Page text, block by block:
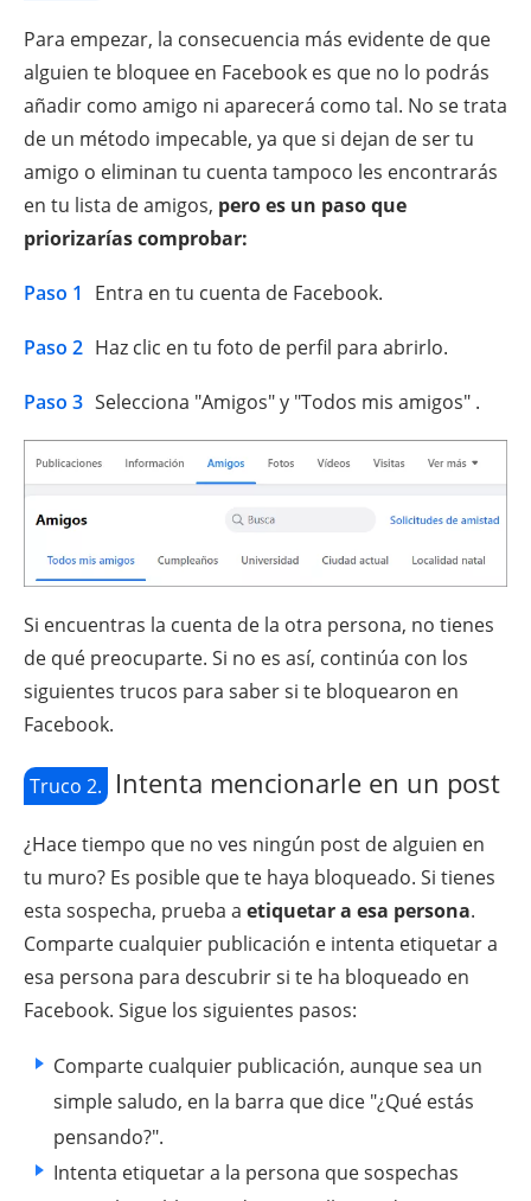
Para empezar, la consecuencia más evidente de que
alguien te bloquee en Facebook es que no lo podrás
añadir como amigo ni aparecerá como tal. No se trata
de un método impecable, ya que si dejan de ser tu
amigo o eliminan tu cuenta tampoco les encontrarás
en tu lista de amigos, pero es un paso que
priorizarías comprobar:
Paso 1 Entra en tu cuenta de Facebook.
Paso 2 Haz clic en tu foto de perfil para abrirlo.
Paso 3 Selecciona "Amigos" y "Todos mis amigos" .
Si encuentras la cuenta de la otra persona, no tienes
de qué preocuparte. Si no es así, continúa con los
siguientes trucos para saber si te bloquearon en
Facebook.
Truco 2. Intenta mencionarle en un post
¿Hace tiempo que no ves ningún post de alguien en
tu muro? Es posible que te haya bloqueado. Si tienes
esta sospecha, prueba a etiquetar a esa persona.
Comparte cualquier publicación e intenta etiquetar a
esa persona para descubrir si te ha bloqueado en
Facebook. Sigue los siguientes pasos:
Comparte cualquier publicación, aunque sea un
simple saludo, en la barra que dice "¿Qué estás
pensando?".
Intenta etiquetar a la persona que sospechas